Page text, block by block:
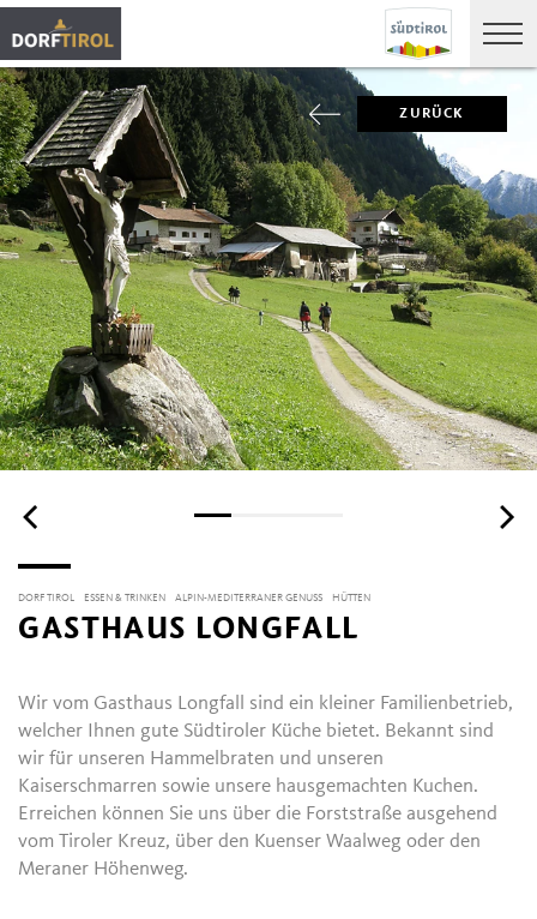
ZURÜCK
DORF TIROL ESSEN & TRINKEN ALPIN-MEDITERRANER GENUSS HÜTTEN
GASTHAUS LONGFALL
Wir vom Gasthaus Longfall sind ein kleiner Familienbetrieb,
welcher Ihnen gute Südtiroler Küche bietet. Bekannt sind
wir für unseren Hammelbraten und unseren
Kaiserschmarren sowie unsere hausgemachten Kuchen.
Erreichen können Sie uns über die Forststraße ausgehend
vom Tiroler Kreuz, über den Kuenser Waalweg oder den
Meraner Höhenweg.